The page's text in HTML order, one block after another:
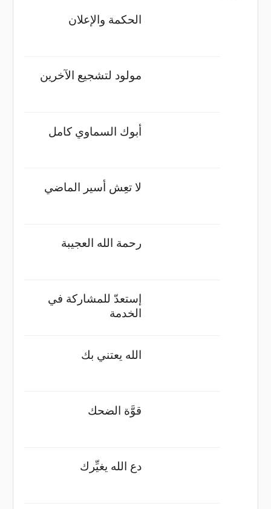
الحكمة والإعلان
مولود لتشجيع الآخرين
أبوك السماوي كامل
لا تعِش أسير الماضي
رحمة الله العجيبة
إستعدّ للمشاركة في
الخدمة
الله يعتني بك
قوَّة الضحك
دع الله يغيِّرك